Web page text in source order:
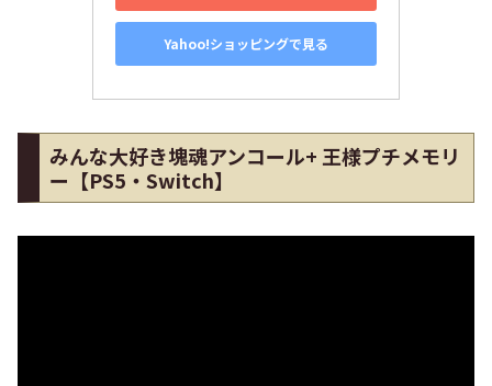
Yahoo!ショッピングで見る
みんな大好き塊魂アンコール+ 王様プチメモリ
ー【PS5・Switch】